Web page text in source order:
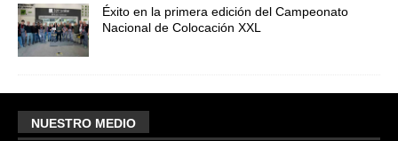
Éxito en la primera edición del Campeonato
Nacional de Colocación XXL
NUESTRO MEDIO